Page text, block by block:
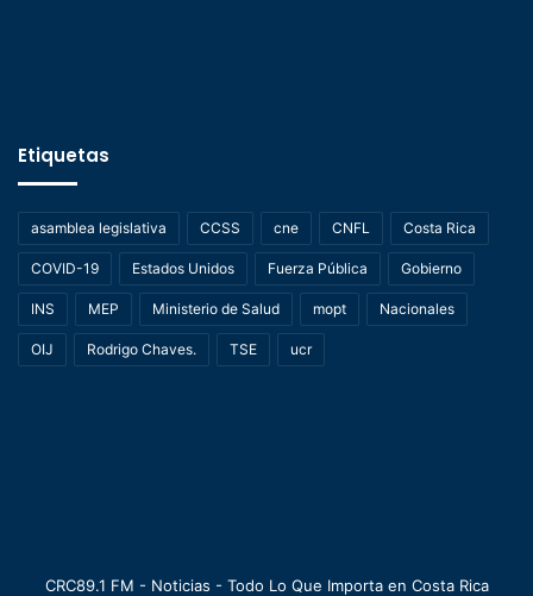
Etiquetas
asamblea legislativa CCSS cne CNFL Costa Rica
COVID-19 Estados Unidos Fuerza Pública Gobierno
INS MEP Ministerio de Salud mopt Nacionales
OIJ Rodrigo Chaves. TSE ucr
CRC89.1 FM - Noticias - Todo Lo Que Importa en Costa Rica